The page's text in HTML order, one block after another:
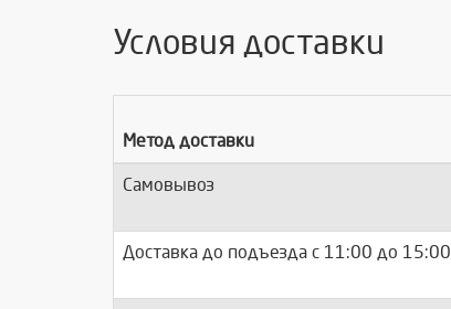
Условия доставки
Метод доставки
Самовывоз
Доставка до подъезда c 11:00 до 15:00